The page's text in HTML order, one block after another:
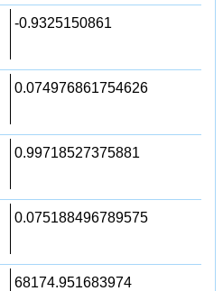
-0.9325150861
0.074976861754626
0.99718527375881
0.075188496789575
68174.951683974